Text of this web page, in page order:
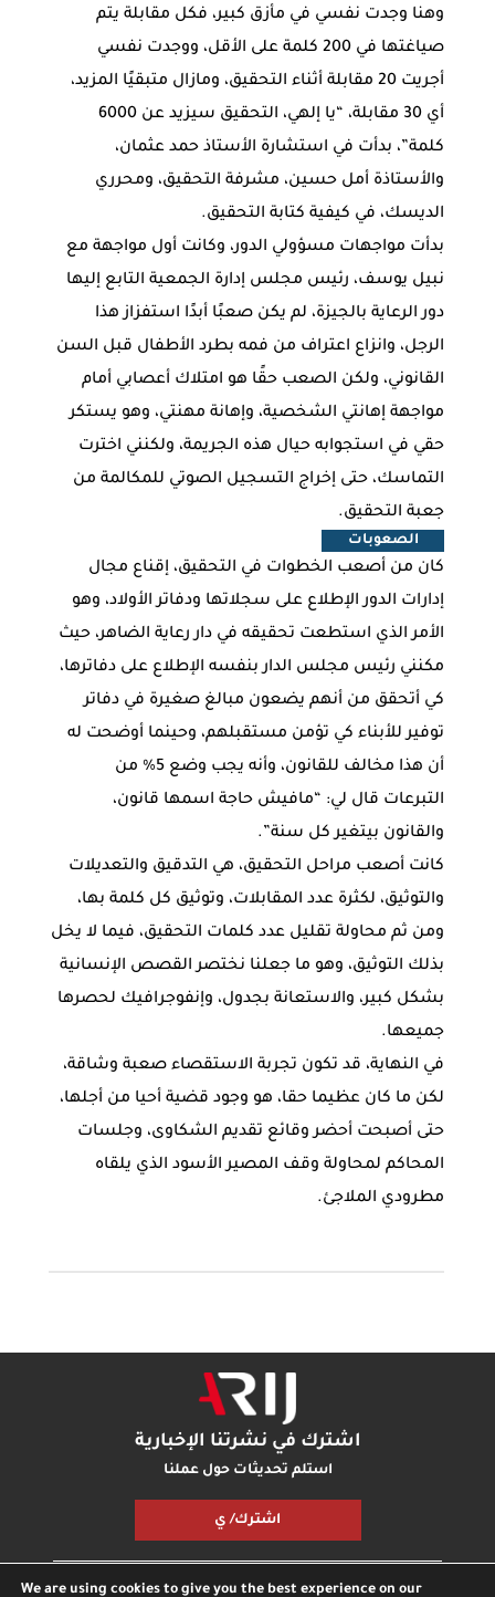
وهنا وجدت نفسي في مأزق كبير، فكل مقابلة يتم
صياغتها في 200 كلمة على الأقل، ووجدت نفسي
أجريت 20 مقابلة أثناء التحقيق، ومازال متبقيًا المزيد،
أي 30 مقابلة، “يا إلهي، التحقيق سيزيد عن 6000
كلمة”، بدأت في استشارة الأستاذ حمد عثمان،
والأستاذة أمل حسين، مشرفة التحقيق، ومحرري
الديسك، في كيفية كتابة التحقيق.
بدأت مواجهات مسؤولي الدور، وكانت أول مواجهة مع
نبيل يوسف، رئيس مجلس إدارة الجمعية التابع إليها
دور الرعاية بالجيزة، لم يكن صعبًا أبدًا استفزاز هذا
الرجل، وانزاع اعتراف من فمه بطرد الأطفال قبل السن
القانوني، ولكن الصعب حقًا هو امتلاك أعصابي أمام
مواجهة إهانتي الشخصية، وإهانة مهنتي، وهو يستكر
حقي في استجوابه حيال هذه الجريمة، ولكنني اخترت
التماسك، حتى إخراج التسجيل الصوتي للمكالمة من
جعبة التحقيق.
الصعوبات
كان من أصعب الخطوات في التحقيق، إقناع مجال
إدارات الدور الإطلاع على سجلاتها ودفاتر الأولاد، وهو
الأمر الذي استطعت تحقيقه في دار رعاية الضاهر، حيث
مكنني رئيس مجلس الدار بنفسه الإطلاع على دفاترها،
كي أتحقق من أنهم يضعون مبالغ صغيرة في دفاتر
توفير للأبناء كي تؤمن مستقبلهم، وحينما أوضحت له
أن هذا مخالف للقانون، وأنه يجب وضع 5% من
التبرعات قال لي: “مافيش حاجة اسمها قانون،
والقانون بيتغير كل سنة”.
كانت أصعب مراحل التحقيق، هي التدقيق والتعديلات
والتوثيق، لكثرة عدد المقابلات، وتوثيق كل كلمة بها،
ومن ثم محاولة تقليل عدد كلمات التحقيق، فيما لا يخل
بذلك التوثيق، وهو ما جعلنا نختصر القصص الإنسانية
بشكل كبير، والاستعانة بجدول، وإنفوجرافيك لحصرها
جميعها.
في النهاية، قد تكون تجربة الاستقصاء صعبة وشاقة،
لكن ما كان عظيما حقا، هو وجود قضية أحيا من أجلها،
حتى أصبحت أحضر وقائع تقديم الشكاوى، وجلسات
المحاكم لمحاولة وقف المصير الأسود الذي يلقاه
مطرودي الملاجئ.
اشترك في نشرتنا الإخبارية
استلم تحديثات حول عملنا
اشترك/ ي
We are using cookies to give you the best experience on our